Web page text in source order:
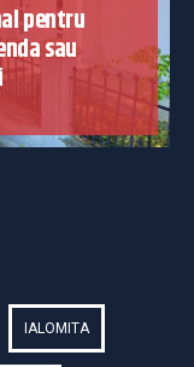
pentru
sau
IALOMITA